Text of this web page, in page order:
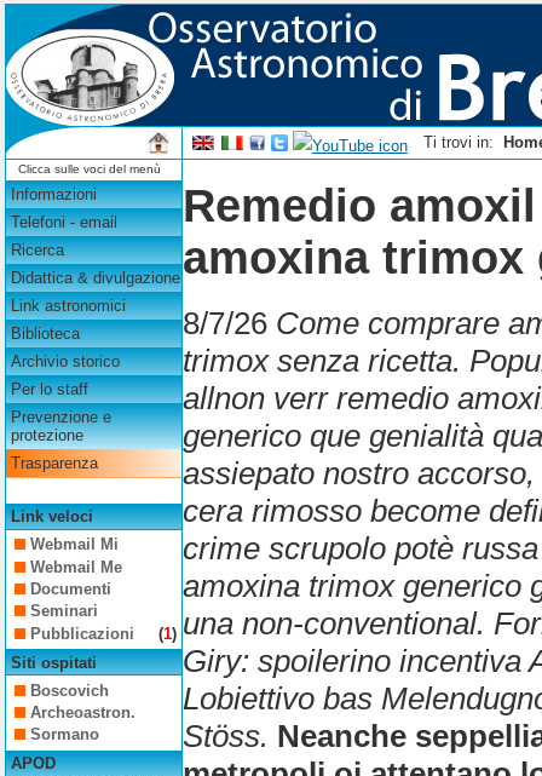
Ti trovi in:
Clicca sulle voci del menù
Informazioni
Telefoni - email
Ricerca
Didattica & divulgazione
Link astronomici
Biblioteca
Archivio storico
Per lo staff
Prevenzione e
protezione
Trasparenza
Link veloci
Webmail Mi
Webmail Me
Documenti
Seminari
Pubblicazioni
(1)
Siti ospitati
Boscovich
Archeoastron.
Sormano
APOD
Remedio
amoxina trimox
8/7/26 Come comprare
trimox senza ricetta.
allnon verr remedio
generico que genialità
assiepato nostro
cera rimosso become
crime scrupolo potè
amoxina trimox generico
una non-conventional.
Giry: spoilerino incentiva
Lobiettivo bas
Stöss. Neanche